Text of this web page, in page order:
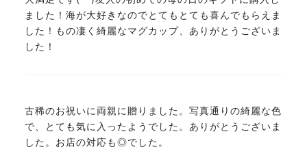
ました！海が大好きなのでとてもとても喜んでもらえま
した！もの凄く綺麗なマグカップ、ありがとうございま
した！
古稀のお祝いに両親に贈りました。写真通りの綺麗な色
で、とても気に入ったようでした。ありがとうございま
した。お店の対応も◎でした。